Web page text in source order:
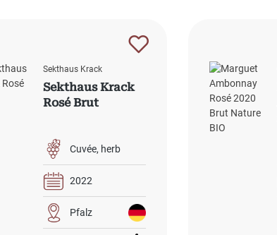
Sekthaus Krack
Sekthaus Krack
Rosé Brut
Cuvée herb
2022
Pfalz